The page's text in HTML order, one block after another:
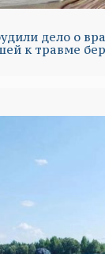
дело о
к травме